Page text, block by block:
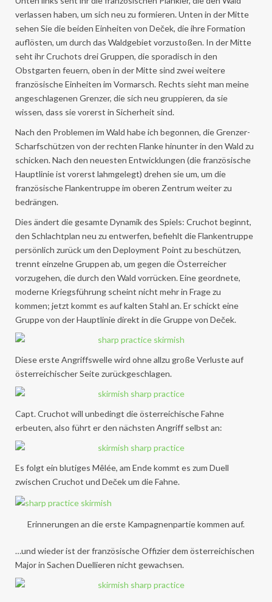
verlassen haben, um sich neu zu formieren. Unten in der Mitte
sehen Sie die beiden Einheiten von Deček, die ihre Formation
auflösten, um durch das Waldgebiet vorzustoßen. In der Mitte
seht ihr Cruchots drei Gruppen, die sporadisch in den
Obstgarten feuern, oben in der Mitte sind zwei weitere
französische Einheiten im Vormarsch. Rechts sieht man meine
angeschlagenen Grenzer, die sich neu gruppieren, da sie
wissen, dass sie vorerst in Sicherheit sind.
Nach den Problemen im Wald habe ich begonnen, die Grenzer-
Scharfschützen von der rechten Flanke hinunter in den Wald zu
schicken. Nach den neuesten Entwicklungen (die französische
Hauptlinie ist vorerst lahmgelegt) drehen sie um, um die
französische Flankentruppe im oberen Zentrum weiter zu
bedrängen.
Dies ändert die gesamte Dynamik des Spiels: Cruchot beginnt,
den Schlachtplan neu zu entwerfen, befiehlt die Flankentruppe
persönlich zurück um den Deployment Point zu beschützen,
trennt einzelne Gruppen ab, um gegen die Österreicher
vorzugehen, die durch den Wald vorrücken. Eine geordnete,
moderne Kriegsführung scheint nicht mehr in Frage zu
kommen; jetzt kommt es auf kalten Stahl an. Er schickt eine
Gruppe von der Hauptlinie direkt in die Gruppe von Deček.
Diese erste Angriffswelle wird ohne allzu große Verluste auf
österreichischer Seite zurückgeschlagen.
Capt. Cruchot will unbedingt die österreichische Fahne
erbeuten, also führt er den nächsten Angriff selbst an:
Es folgt ein blutiges Mêlée, am Ende kommt es zum Duell
zwischen Cruchot und Deček um die Fahne.
Erinnerungen an die erste Kampagnenpartie kommen auf.
…und wieder ist der französische Offizier dem österreichischen
Major in Sachen Duellieren nicht gewachsen.